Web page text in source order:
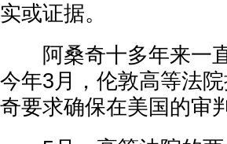
实或证据。
阿桑奇十多年来一直
今年3月，伦敦高等法
奇要求确保在美国的审